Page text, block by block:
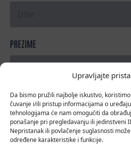
Upravljajte
Da bismo pružili najbolje iskustvo,
čuvanje i/ili pristup informacijama o
tehnologijama će nam omogućiti da
ponašanje pri pregledavanju ili jedinstveni
Nepristanak ili povlačenje suglasnosti
određene karakteristike i funkcije.
PREZIME
PORUKA